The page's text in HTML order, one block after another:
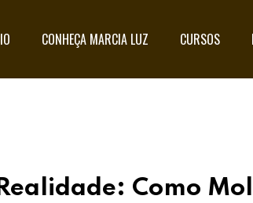
CONHEÇA MARCIA LUZ CURSOS
Como